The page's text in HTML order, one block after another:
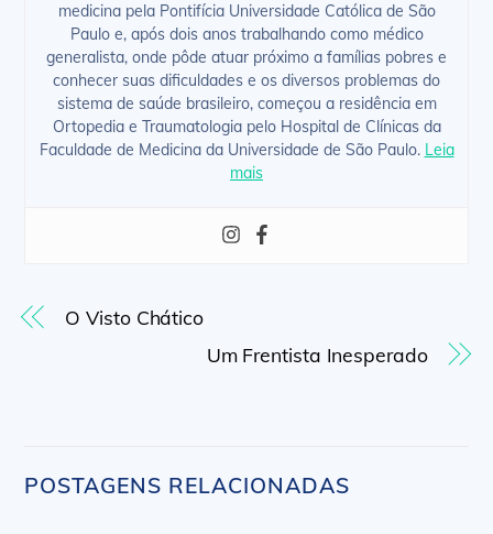
medicina pela Pontifícia Universidade Católica de São
Paulo e, após dois anos trabalhando como médico
generalista, onde pôde atuar próximo a famílias pobres e
conhecer suas dificuldades e os diversos problemas do
sistema de saúde brasileiro, começou a residência em
Ortopedia e Traumatologia pelo Hospital de Clínicas da
Faculdade de Medicina da Universidade de São Paulo. Leia
mais
O Visto Chático
Um Frentista Inesperado
POSTAGENS RELACIONADAS